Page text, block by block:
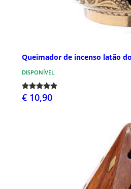
Queimador de incenso latão
DISPONÍVEL
€ 10,90